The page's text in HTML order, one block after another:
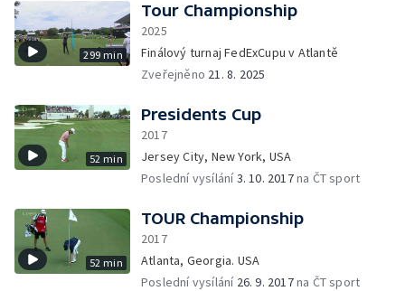
299 min
Tour Championship
2025
Finálový turnaj FedExCupu v Atlantě
Zveřejněno 21. 8. 2025
52 min
Presidents Cup
2017
Jersey City, New York, USA
Poslední vysílání3. 10. 2017na ČT sport
52 min
TOUR Championship
2017
Atlanta, Georgia. USA
Poslední vysílání 26. 9. 2017na ČT sport